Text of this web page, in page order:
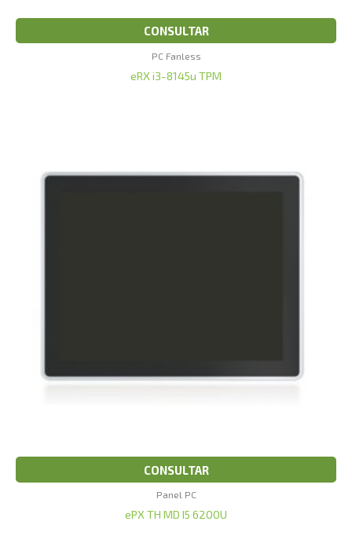
CONSULTAR
PC Fanless
eRX i3-8145u TPM
CONSULTAR
Panel PC
ePX TH MD I5 6200U